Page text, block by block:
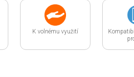
K volnému využití